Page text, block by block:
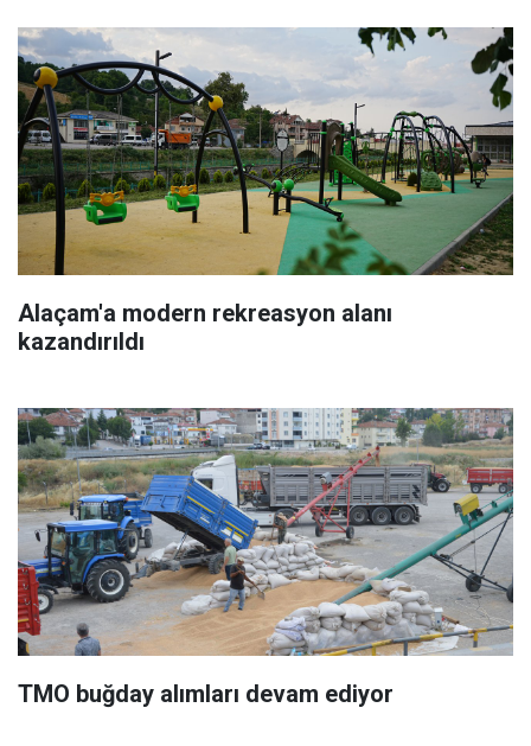
Alaçam'a modern rekreasyon alanı
kazandırıldı
TMO buğday alımları devam ediyor